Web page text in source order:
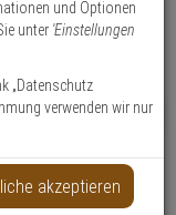
HOT
und Optionen
unter 'Einstellungen
„Datenschutz
verwenden wir nur
akzeptieren